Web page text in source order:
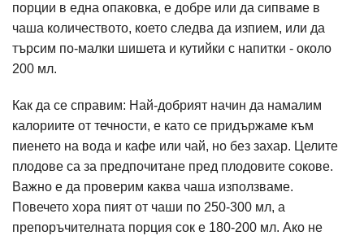
порции в една опаковка, е добре или да сипваме в
чаша количеството, което следва да изпием, или да
търсим по-малки шишета и кутийки с напитки - около
200 мл.
Как да се справим: Най-добрият начин да намалим
калориите от течности, е като се придържаме към
пиенето на вода и кафе или чай, но без захар. Целите
плодове са за предпочитане пред плодовите сокове.
Важно е да проверим каква чаша използваме.
Повечето хора пият от чаши по 250-300 мл, а
препоръчителната порция сок е 180-200 мл. Ако не